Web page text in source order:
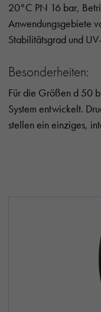
20°C PN 16 bar,
Anwendungsgebiete
Stabilitätsgrad und
Besonderheiten:
Für die Größen d 50
System entwickelt.
stellen ein einziges,